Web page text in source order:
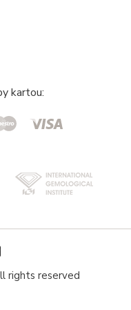
kartou:
rights reserved